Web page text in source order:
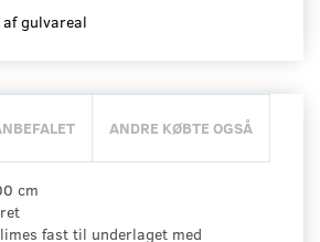
gulvareal
ANDRE KØBTE OGSÅ
cm
fast til underlaget med